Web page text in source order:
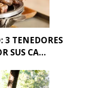
3 TENEDORES
SUS CA...